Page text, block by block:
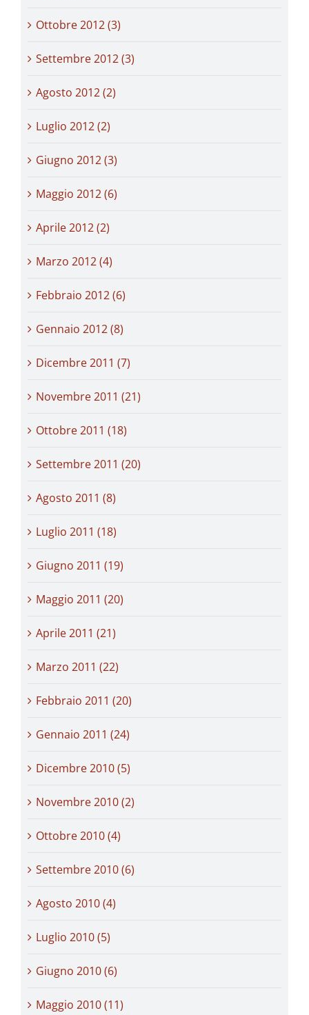
Ottobre 2012 (3)
Settembre 2012 (3)
Agosto 2012 (2)
Luglio 2012 (2)
Giugno 2012 (3)
Maggio 2012 (6)
Aprile 2012 (2)
Marzo 2012 (4)
Febbraio 2012 (6)
Gennaio 2012 (8)
Dicembre 2011 (7)
Novembre 2011 (21)
Ottobre 2011 (18)
Settembre 2011 (20)
Agosto 2011 (8)
Luglio 2011 (18)
Giugno 2011 (19)
Maggio 2011 (20)
Aprile 2011 (21)
Marzo 2011 (22)
Febbraio 2011 (20)
Gennaio 2011 (24)
Dicembre 2010 (5)
Novembre 2010 (2)
Ottobre 2010 (4)
Settembre 2010 (6)
Agosto 2010 (4)
Luglio 2010 (5)
Giugno 2010 (6)
Maggio 2010 (11)